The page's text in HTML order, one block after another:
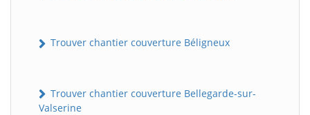
Trouver chantier couverture Béligneux
Trouver chantier couverture Bellegarde-sur-
Valserine